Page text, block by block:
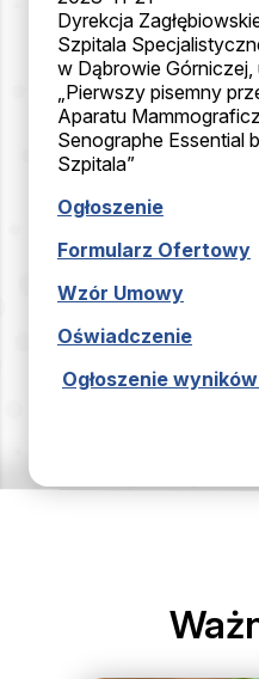
Dyrekcja
Szpitala
w Dąbrowie Górniczej,
„Pierwszy pisemny
Aparatu
Senographe Essential
Szpitala”
Ogłoszenie
Formularz Ofertowy
Wzór Umowy
Oświadczenie
Ogłoszenie